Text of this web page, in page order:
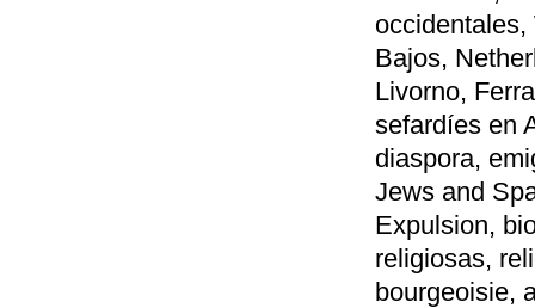
Bajos,
Livorno,
sefardíes en
diaspora,
Jews and
Expulsion,
religiosas,
bourgeoisie,